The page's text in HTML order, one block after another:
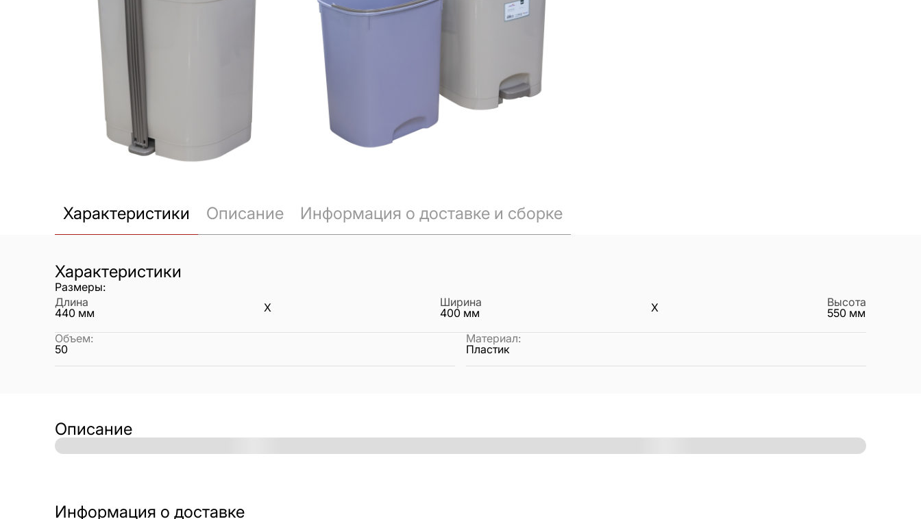
Характеристики Описание Информация о доставке и сборке
Характеристики
Размеры:
Длина
440 мм X
Ширина
400 мм X
Высота
550 мм
Объем:
50
Материал:
Пластик
Описание
Информация о доставке